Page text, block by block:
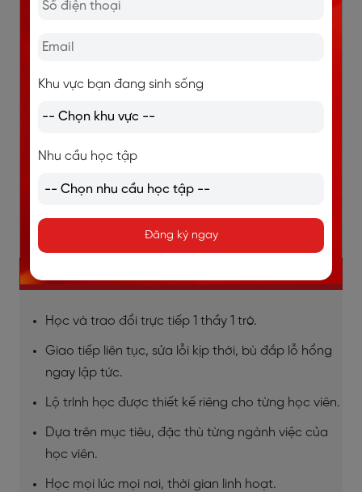
Học và trao đổi trực tiếp 1 thầy 1 trò.
Giao tiếp liên tục, sửa lỗi kịp thời, bù đắp lỗ hổng
ngay lập tức.
Lộ trình học được thiết kế riêng cho từng học viên.
Dựa trên mục tiêu, đặc thù từng ngành việc của
học viên.
Học mọi lúc mọi nơi, thời gian linh hoạt.
Khu vực bạn đang sinh sống
Nhu cầu học tập
Đăng ký ngay